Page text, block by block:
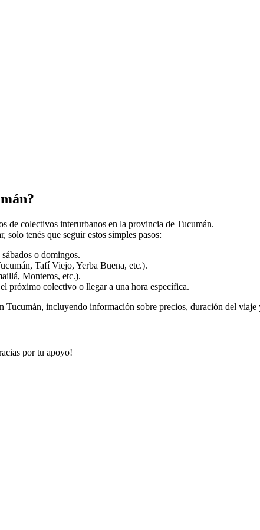
de colectivos interurbanos en la provincia de Tucumán.
solo tenés que seguir estos simples pasos:
o domingos.
Tafí Viejo, Yerba Buena, etc.).
Monteros, etc.).
próximo colectivo o llegar a una hora específica.
Tucumán, incluyendo información sobre precios, duración del
por tu apoyo!